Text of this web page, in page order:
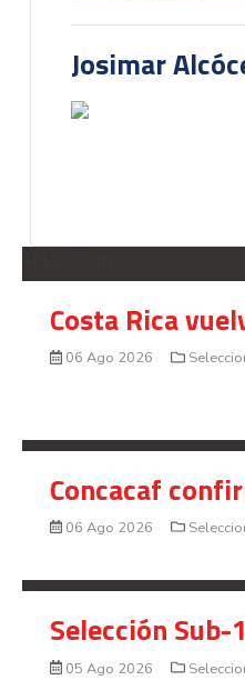
Josimar
Costa Rica
06 Ago 2026
Concacaf
06 Ago 2026
Selección
05 Ago 2026